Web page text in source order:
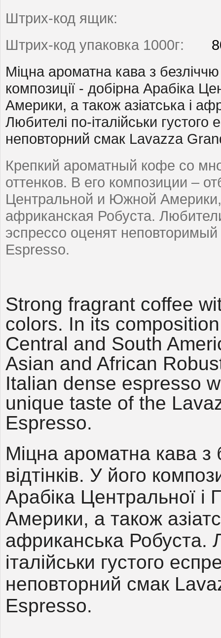
Штрих-код ящик:
Штрих-код упаковка 1000г:
Міцна ароматна кава з безліччю
композиції - добірна Арабіка
Америки, а також азіатська і
Любителі по-італійськи густого
неповторний смак Lavazza
Крепкий ароматный кофе со
оттенков. В его композиции –
Центральной и Южной Америки,
африканская Робуста.
эспрессо оценят
Espresso.
Strong fragrant coffee
colors. In its
Central and South
Asian and African
Italian dense espresso
unique taste of the
Espresso.
Міцна ароматна кава з
відтінків. У його
Арабіка Центральної і
Америки, а також
африканська Робуста.
італійськи густого
неповторний смак
Espresso.